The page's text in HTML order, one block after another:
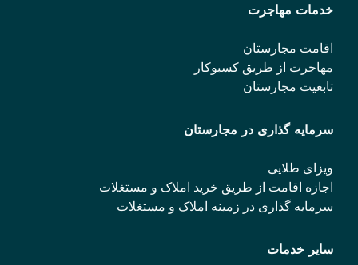
خدمات مهاجرت
اقامت مجارستان
مهاجرت از طریق کسبوکار
تابعیت مجارستان
سرمایه گذاری در مجارستان
ویزای طلایی
اجازه اقامت از طریق خرید املاک و مستغلات
سرمایه گذاری در زمینه املاک و مستغلات
سایر خدمات